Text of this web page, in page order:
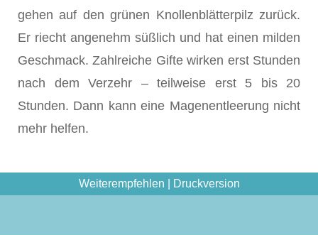
gehen auf den grünen Knollenblätterpilz zurück.
Er riecht angenehm süßlich und hat einen milden
Geschmack. Zahlreiche Gifte wirken erst Stunden
nach dem Verzehr – teilweise erst 5 bis 20
Stunden. Dann kann eine Magenentleerung nicht
mehr helfen.
Weiterempfehlen Druckversion